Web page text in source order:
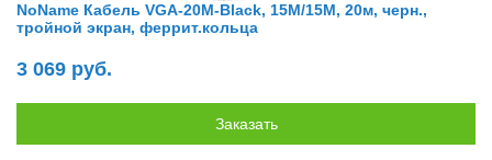
NoName Кабель VGA-20M-Black, 15M/15M, 20м, черн.,
тройной экран, феррит.кольца
3 069 руб.